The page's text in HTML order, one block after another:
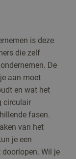
is deze
die zelf
De
aan moet
en wat het
circulair
fasen.
van het
je een
Wil je